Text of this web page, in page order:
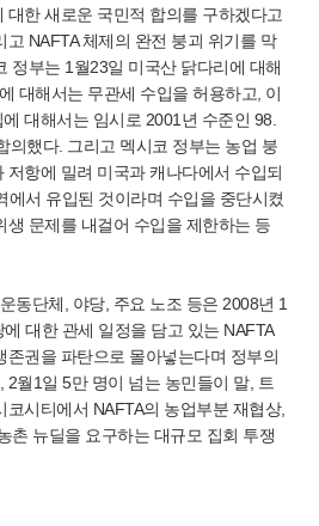
한 새로운 국민적 합의를 구하겠다고
NAFTA 체제의 완전 붕괴 위기를 막
정부는 1월23일 미국산 닭다리에 대해
대해서는 무관세 수입을 허용하고, 이
대해서는 임시로 2001년 수준인 98.
의했다. 그리고 멕시코 정부는 농업 붕
저항에 밀려 미국과 캐나다에서 수입되
에서 유입된 것이라며 수입을 중단시켰
생 문제를 내걸어 수입을 제한하는 등
동단체, 야당, 주요 노조 등은 2008년 1
대한 관세 일정을 담고 있는 NAFTA
존권을 파탄으로 몰아넣는다며 정부의
2월1일 5만 명이 넘는 농민들이 말, 트
시티에서 NAFTA의 농업부분 재협상,
촌 뉴딜을 요구하는 대규모 집회 투쟁